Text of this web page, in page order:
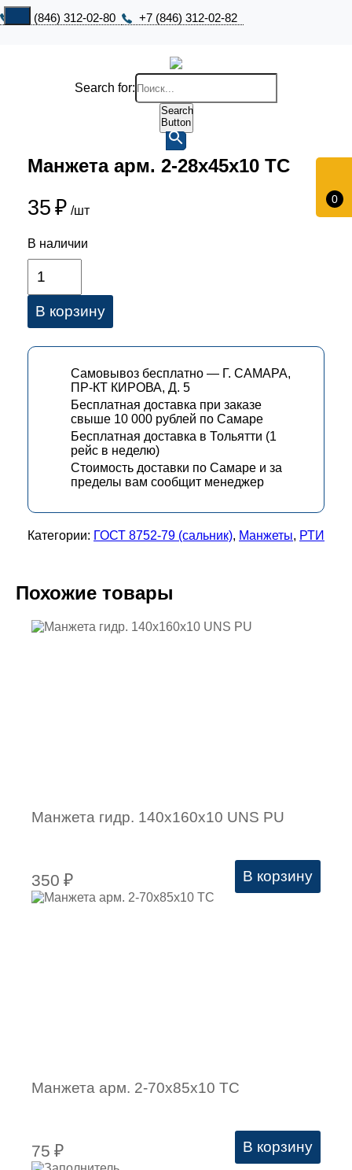
+7 (846) 312-02-80 +7 (846) 312-02-82
0
Search for:
Search
Button
Манжета арм. 2-28х45х10 ТС
35 ₽ /шт
В наличии
В корзину
Самовывоз бесплатно — Г. САМАРА,
ПР-КТ КИРОВА, Д. 5
Бесплатная доставка при заказе
свыше 10 000 рублей по Самаре
Бесплатная доставка в Тольятти (1
рейс в неделю)
Стоимость доставки по Самаре и за
пределы вам сообщит менеджер
Категории: ГОСТ 8752-79 (сальник), Манжеты, РТИ
Похожие товары
Манжета гидр. 140х160х10 UNS PU
350 ₽ В корзину
Манжета арм. 2-70х85х10 ТС
75 ₽ В корзину